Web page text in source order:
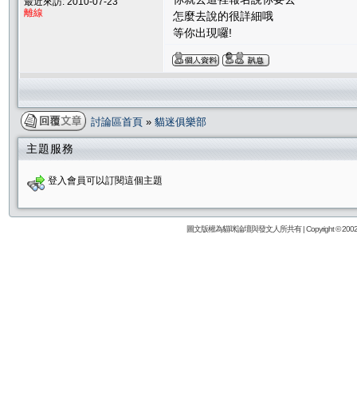
離線
怎麼去說的很詳細哦
等你出現囉!
討論區首頁 » 貓迷俱樂部
主題服務
登入會員可以訂閱這個主題
圖文版權為貓咪論壇與發文人所共有 | Copyright ©